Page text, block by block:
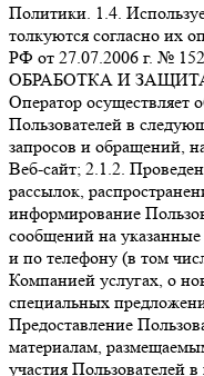
Политики. 1.4.
толкуются согласно их
РФ от 27.07.2006 г. №
ОБРАБОТКА И
Оператор осуществляет
Пользователей в
запросов и обращений,
Веб-сайт; 2.1.2.
рассылок,
информирование
сообщений на указанные
и по телефону (в том
Компанией услугах, о
специальных
Предоставление
материалам,
участия Пользователей